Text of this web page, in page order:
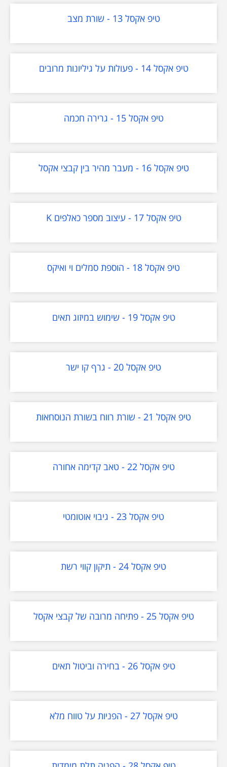
טיפ אקסל 13 - שורת מצב
טיפ אקסל 14 - פעולות על גיליונות מרובים
טיפ אקסל 15 - גרירה חכמה
טיפ אקסל 16 - מעבר מהיר בין קבצי אקסל
טיפ אקסל 17 - עיצוב מספר כאלפים K
טיפ אקסל 18 - הוספת סמלים וי ואיקס
טיפ אקסל 19 - שימוש במיזוג תאים
טיפ אקסל 20 - גרף קו ישר
טיפ אקסל 21 - שורת רווח בשורת הנוסחאות
טיפ אקסל 22 - טאב קדימה אחורה
טיפ אקסל 23 - גיבוי אוטומטי
טיפ אקסל 24 - תיקון קווי רשת
טיפ אקסל 25 - פתיחה מרובה של קבצי אקסל
טיפ אקסל 26 - בחירה וביטול תאים
טיפ אקסל 27 - הפניות על טווח מלא